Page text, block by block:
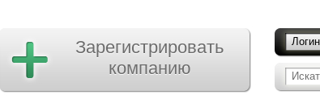
Логин
Зарегистрировать
компанию